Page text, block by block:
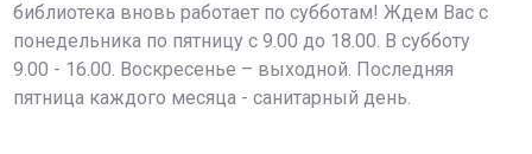
библиотека вновь работает по субботам! Ждем Вас с
понедельника по пятницу с 9.00 до 18.00. В субботу
9.00 - 16.00. Воскресенье – выходной. Последняя
пятница каждого месяца - санитарный день.